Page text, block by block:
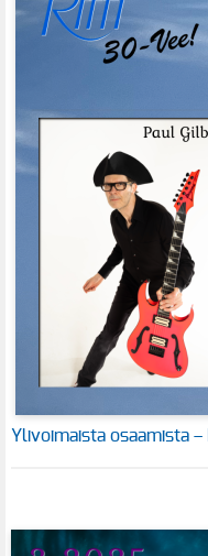
Ylivoimaista osaamista